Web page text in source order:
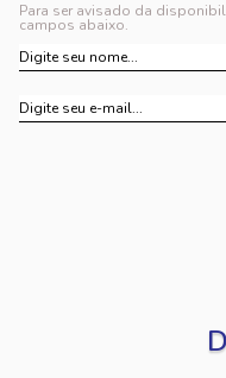
Para ser avisado da
campos abaixo.